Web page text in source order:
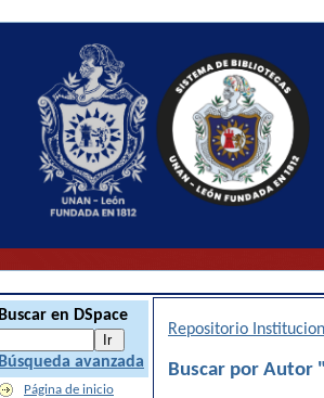
Buscar en DSpace
Búsqueda avanzada
Página de inicio
Repositorio
Buscar por Autor